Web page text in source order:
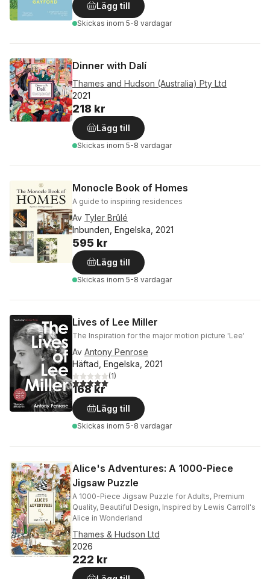
Lägg till
Skickas inom 5-8 vardagar
Dinner with Dalí
Thames and Hudson (Australia) Pty Ltd
2021
218 kr
Lägg till
Skickas inom 5-8 vardagar
Monocle Book of Homes
A guide to inspiring residences
Av Tyler Brûlé
Inbunden, Engelska, 2021
595 kr
Lägg till
Skickas inom 5-8 vardagar
Lives of Lee Miller
The Inspiration for the major motion picture 'Lee'
Av Antony Penrose
Häftad, Engelska, 2021
5,0utav 5 stjärnor. Totalt antal röster:
(1)
168 kr
Lägg till
Skickas inom 5-8 vardagar
Alice's Adventures: A 1000-Piece
Jigsaw Puzzle
A 1000-Piece Jigsaw Puzzle for Adults, Premium
Quality, Beautiful Design, Inspired by Lewis Carroll's
Alice in Wonderland
Thames & Hudson Ltd
2026
222 kr